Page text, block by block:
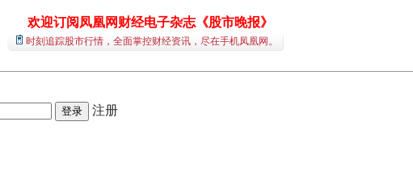
欢迎订阅凤凰网财经电子杂志《股市晚报》
时刻追踪股市行情，全面掌控财经资讯，尽在手机凤凰网。
注册